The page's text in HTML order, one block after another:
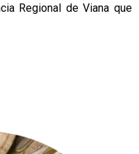
Regional de Viana que